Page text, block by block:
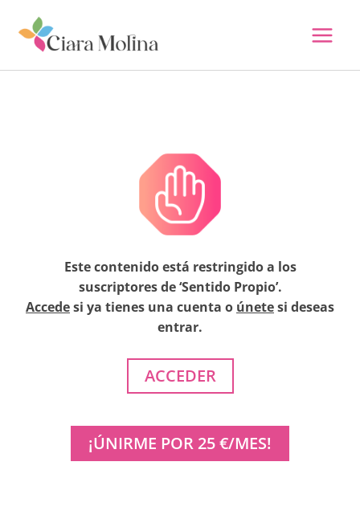
contenido
Este contenido está restringido a los
suscriptores de ‘Sentido Propio’.
Accedesi ya tienes una cuenta o únetesi deseas
entrar.
ACCEDER
¡ÚNIRME POR 25 €/MES!